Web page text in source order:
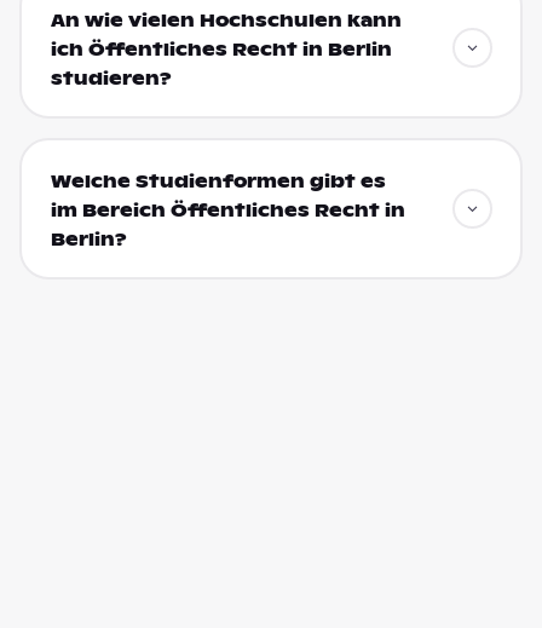
An wie vielen Hochschulen kann
ich Öffentliches Recht in Berlin
studieren?
Welche Studienformen gibt es
im Bereich Öffentliches Recht in
Berlin?